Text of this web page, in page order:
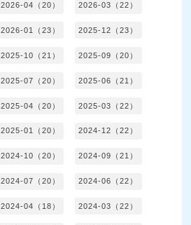
2026-04（20） 2026-03（22）
2026-01（23） 2025-12（23）
2025-10（21） 2025-09（20）
2025-07（20） 2025-06（21）
2025-04（20） 2025-03（22）
2025-01（20） 2024-12（22）
2024-10（20） 2024-09（21）
2024-07（20） 2024-06（22）
2024-04（18） 2024-03（22）